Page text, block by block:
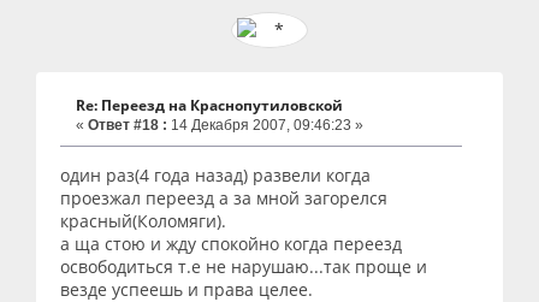
Re: Переезд на Краснопутиловской
« Ответ #18 : 14 Декабря 2007, 09:46:23 »
один раз(4 года назад) развели когда
проезжал переезд а за мной загорелся
красный(Коломяги).
а ща стою и жду спокойно когда переезд
освободиться т.е не нарушаю...так проще и
везде успеешь и права целее.